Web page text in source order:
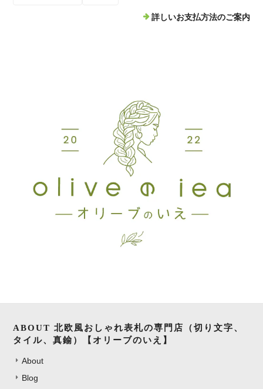
今回自宅ではなく店舗の表札をお願いいたしました。顔になる表札な
アイアンブラック
2026/05/28
おしゃれに出来上がり、家族みんな満足してます！！
インディゴブルー
詳しいお支払方法のご案内
ABOUT 北欧風おしゃれ表札の専門店（切り文字、
タイル、真鍮）【オリーブのいえ】
About
Blog